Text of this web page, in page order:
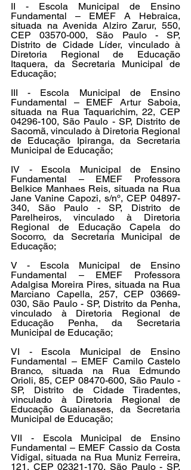
II - Escola Municipal de Ensino
Fundamental – EMEF A Hebraica,
situada na Avenida Alziro Zarur, 550,
CEP 03570-000, São Paulo - SP,
Distrito de Cidade Líder, vinculado à
Diretoria Regional de Educação
Itaquera, da Secretaria Municipal de
Educação;
III - Escola Municipal de Ensino
Fundamental – EMEF Artur Saboia,
situada na Rua Taquarichim, 22, CEP
04296-100, São Paulo - SP, Distrito de
Sacomã, vinculado à Diretoria Regional
de Educação Ipiranga, da Secretaria
Municipal de Educação;
IV - Escola Municipal de Ensino
Fundamental – EMEF Professora
Belkice Manhaes Reis, situada na Rua
Jane Vanine Capozi, s/nº, CEP 04897-
340, São Paulo - SP, Distrito de
Parelheiros, vinculado à Diretoria
Regional de Educação Capela do
Socorro, da Secretaria Municipal de
Educação;
V - Escola Municipal de Ensino
Fundamental – EMEF Professora
Adalgisa Moreira Pires, situada na Rua
Marciano Capella, 257, CEP 03669-
030, São Paulo - SP, Distrito da Penha,
vinculado à Diretoria Regional de
Educação Penha, da Secretaria
Municipal de Educação;
VI - Escola Municipal de Ensino
Fundamental – EMEF Camilo Castelo
Branco, situada na Rua Edmundo
Orioli, 85, CEP 08470-600, São Paulo -
SP, Distrito de Cidade Tiradentes,
vinculado à Diretoria Regional de
Educação Guaianases, da Secretaria
Municipal de Educação;
VII - Escola Municipal de Ensino
Fundamental – EMEF Cassio da Costa
Vidigal, situada na Rua Muniz Ferreira,
121, CEP 02321-170, São Paulo - SP,